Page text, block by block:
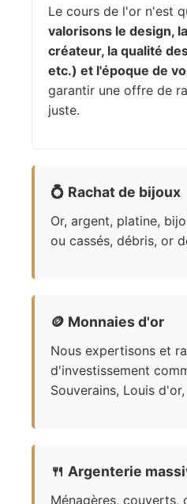
Le cours de l'or n'est
valorisons le design,
créateur, la qualité
etc.) et l'époque de
garantir une offre de
juste.
💍 Rachat de bijoux
Or, argent, platine,
ou cassés, débris, or
🪙 Monnaies d'or
Nous expertisons et
d'investissement
Souverains, Louis
🍴 Argenterie
Ménagères, couverts,